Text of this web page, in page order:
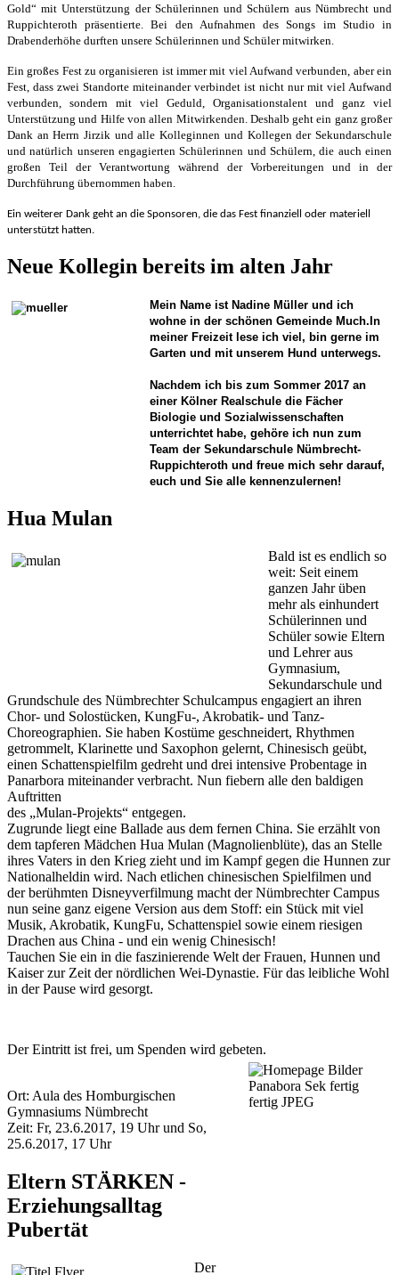
Gold“ mit Unterstützung der Schülerinnen und Schülern aus Nümbrecht und
Ruppichteroth präsentierte. Bei den Aufnahmen des Songs im Studio in
Drabenderhöhe durften unsere Schülerinnen und Schüler mitwirken.
Ein großes Fest zu organisieren ist immer mit viel Aufwand verbunden, aber ein
Fest, dass zwei Standorte miteinander verbindet ist nicht nur mit viel Aufwand
verbunden, sondern mit viel Geduld, Organisationstalent und ganz viel
Unterstützung und Hilfe von allen Mitwirkenden. Deshalb geht ein ganz großer
Dank an Herrn Jirzik und alle Kolleginnen und Kollegen der Sekundarschule
und natürlich unseren engagierten Schülerinnen und Schülern, die auch einen
großen Teil der Verantwortung während der Vorbereitungen und in der
Durchführung übernommen haben.
Ein weiterer Dank geht an die Sponsoren, die das Fest finanziell oder materiell
unterstützt hatten.
Neue Kollegin bereits im alten Jahr
Mein Name ist Nadine Müller und ich
wohne in der schönen Gemeinde Much. In
meiner Freizeit lese ich viel, bin gerne im
Garten und mit unserem Hund unterwegs.
Nachdem ich bis zum Sommer 2017 an
einer Kölner Realschule die Fächer
Biologie und Sozialwissenschaften
unterrichtet habe, gehöre ich nun zum
Team der Sekundarschule Nümbrecht-
Ruppichteroth und freue mich sehr darauf,
euch und Sie alle kennenzulernen!
Hua Mulan
Bald ist es endlich so
weit: Seit einem
ganzen Jahr üben
mehr als einhundert
Schülerinnen und
Schüler sowie Eltern
und Lehrer aus
Gymnasium,
Sekundarschule und
Grundschule des Nümbrechter Schulcampus engagiert an ihren
Chor- und Solostücken, KungFu-, Akrobatik- und Tanz-
Choreographien. Sie haben Kostüme geschneidert, Rhythmen
getrommelt, Klarinette und Saxophon gelernt, Chinesisch geübt,
einen Schattenspielfilm gedreht und drei intensive Probentage in
Panarbora miteinander verbracht. Nun fiebern alle den baldigen
Auftritten
des „Mulan-Projekts“ entgegen.
Zugrunde liegt eine Ballade aus dem fernen China. Sie erzählt von
dem tapferen Mädchen Hua Mulan (Magnolienblüte), das an Stelle
ihres Vaters in den Krieg zieht und im Kampf gegen die Hunnen zur
Nationalheldin wird. Nach etlichen chinesischen Spielfilmen und
der berühmten Disneyverfilmung macht der Nümbrechter Campus
nun seine ganz eigene Version aus dem Stoff: ein Stück mit viel
Musik, Akrobatik, KungFu, Schattenspiel sowie einem riesigen
Drachen aus China - und ein wenig Chinesisch!
Tauchen Sie ein in die faszinierende Welt der Frauen, Hunnen und
Kaiser zur Zeit der nördlichen Wei-Dynastie. Für das leibliche Wohl
in der Pause wird gesorgt.
Der Eintritt ist frei, um Spenden wird gebeten.
Ort: Aula des Homburgischen
Gymnasiums Nümbrecht
Zeit: Fr, 23.6.2017, 19 Uhr und So,
25.6.2017, 17 Uhr
Eltern STÄRKEN -
Erziehungsalltag
Pubertät
Der